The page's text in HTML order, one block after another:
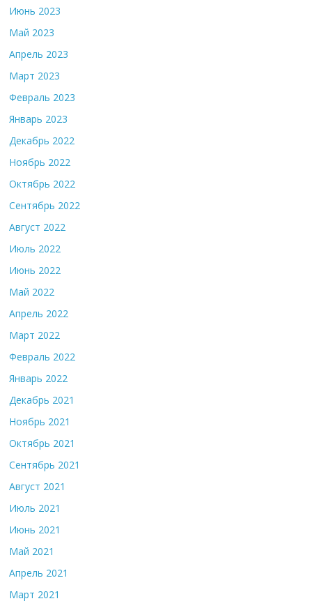
Июнь 2023
Май 2023
Апрель 2023
Март 2023
Февраль 2023
Январь 2023
Декабрь 2022
Ноябрь 2022
Октябрь 2022
Сентябрь 2022
Август 2022
Июль 2022
Июнь 2022
Май 2022
Апрель 2022
Март 2022
Февраль 2022
Январь 2022
Декабрь 2021
Ноябрь 2021
Октябрь 2021
Сентябрь 2021
Август 2021
Июль 2021
Июнь 2021
Май 2021
Апрель 2021
Март 2021